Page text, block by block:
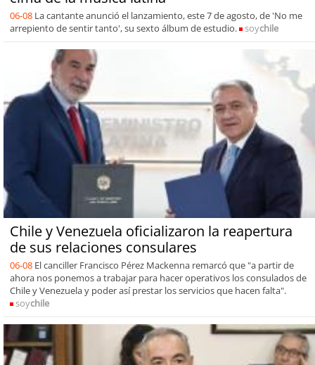
06-08 La cantante anunció el lanzamiento, este 7 de agosto, de 'No me
arrepiento de sentir tanto', su sexto álbum de estudio.
soychile
Chile y Venezuela oficializaron la reapertura
de sus relaciones consulares
06-08 El canciller Francisco Pérez Mackenna remarcó que "a partir de
ahora nos ponemos a trabajar para hacer operativos los consulados de
Chile y Venezuela y poder así prestar los servicios que hacen falta".
soychile